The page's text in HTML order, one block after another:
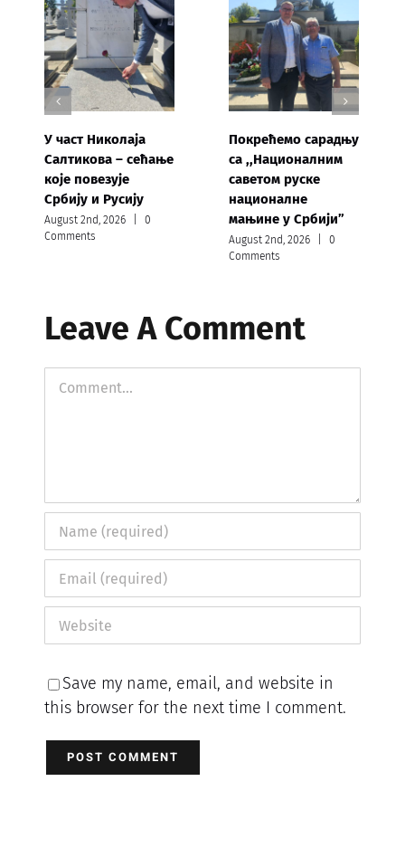
У част Николаја
Салтикова – сећање
које повезује
Србију и Русију
August 2nd, 2026
0
Comments
Покрећемо сарадњу
са ,,Националним
саветом руске
националне
мањине у Србији”
August 2nd, 2026
0
Comments
Leave A Comment
Comment
Save my name, email, and website in
this browser for the next time I comment.